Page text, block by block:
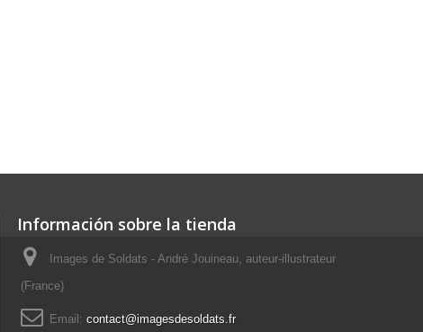
Información sobre la tienda
Images de Soldats - André Jouineau, auteur-illustrateur
(France)
Email: contact@imagesdesoldats.fr